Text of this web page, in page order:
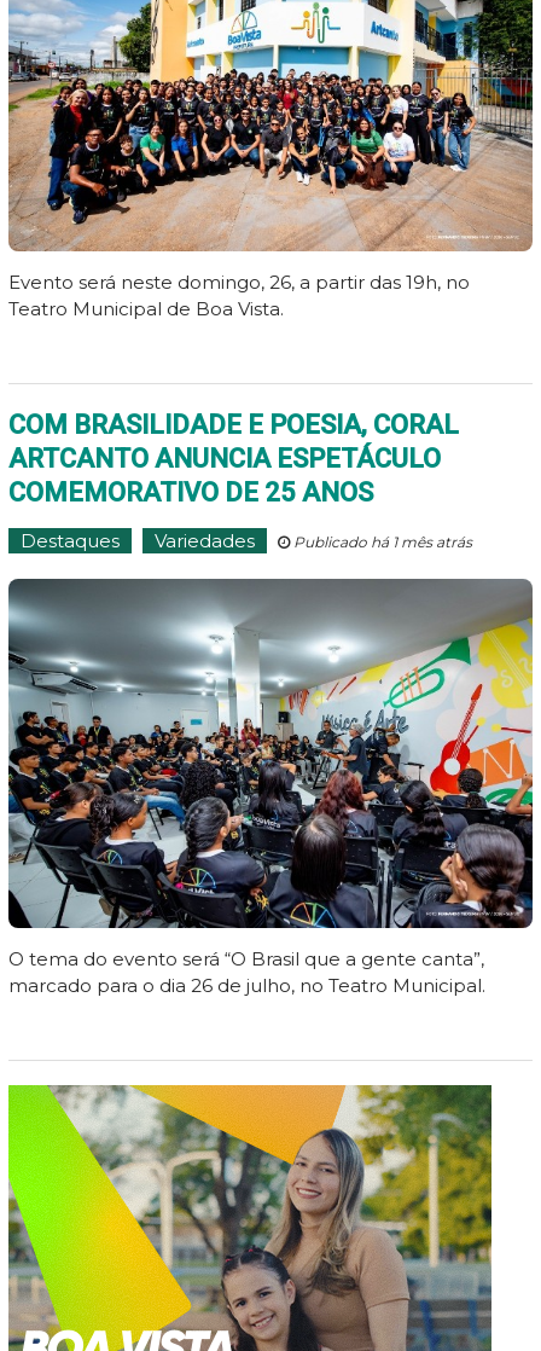
Evento será neste domingo, 26, a partir das 19h, no
Teatro Municipal de Boa Vista.
COM BRASILIDADE E POESIA, CORAL
ARTCANTO ANUNCIA ESPETÁCULO
COMEMORATIVO DE 25 ANOS
Destaques Variedades Publicado há 1 mês atrás
O tema do evento será “O Brasil que a gente canta”,
marcado para o dia 26 de julho, no Teatro Municipal.